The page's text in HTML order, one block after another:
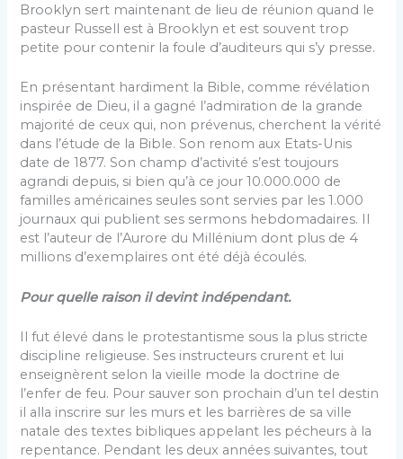
Brooklyn sert maintenant de lieu de réunion quand le
pasteur Russell est à Brooklyn et est souvent trop
petite pour contenir la foule d’auditeurs qui s’y presse.
En présentant hardiment la Bible, comme révélation
inspirée de Dieu, il a gagné l’admiration de la grande
majorité de ceux qui, non prévenus, cherchent la vérité
dans l’étude de la Bible. Son renom aux Etats-Unis
date de 1877. Son champ d’activité s’est toujours
agrandi depuis, si bien qu’à ce jour 10.000.000 de
familles américaines seules sont servies par les 1.000
journaux qui publient ses sermons hebdomadaires. Il
est l’auteur de l’Aurore du Millénium dont plus de 4
millions d’exemplaires ont été déjà écoulés.
Pour quelle raison il devint indépendant.
Il fut élevé dans le protestantisme sous la plus stricte
discipline religieuse. Ses instructeurs crurent et lui
enseignèrent selon la vieille mode la doctrine de
l’enfer de feu. Pour sauver son prochain d’un tel destin
il alla inscrire sur les murs et les barrières de sa ville
natale des textes bibliques appelant les pécheurs à la
repentance. Pendant les deux années suivantes, tout